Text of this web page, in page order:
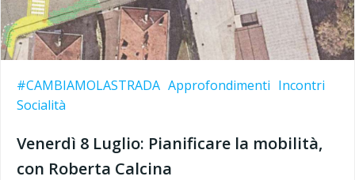
#CAMBIAMOLASTRADA Approfondimenti Incontri
Socialità
Venerdì 8 Luglio: Pianificare la mobilità,
con Roberta Calcina